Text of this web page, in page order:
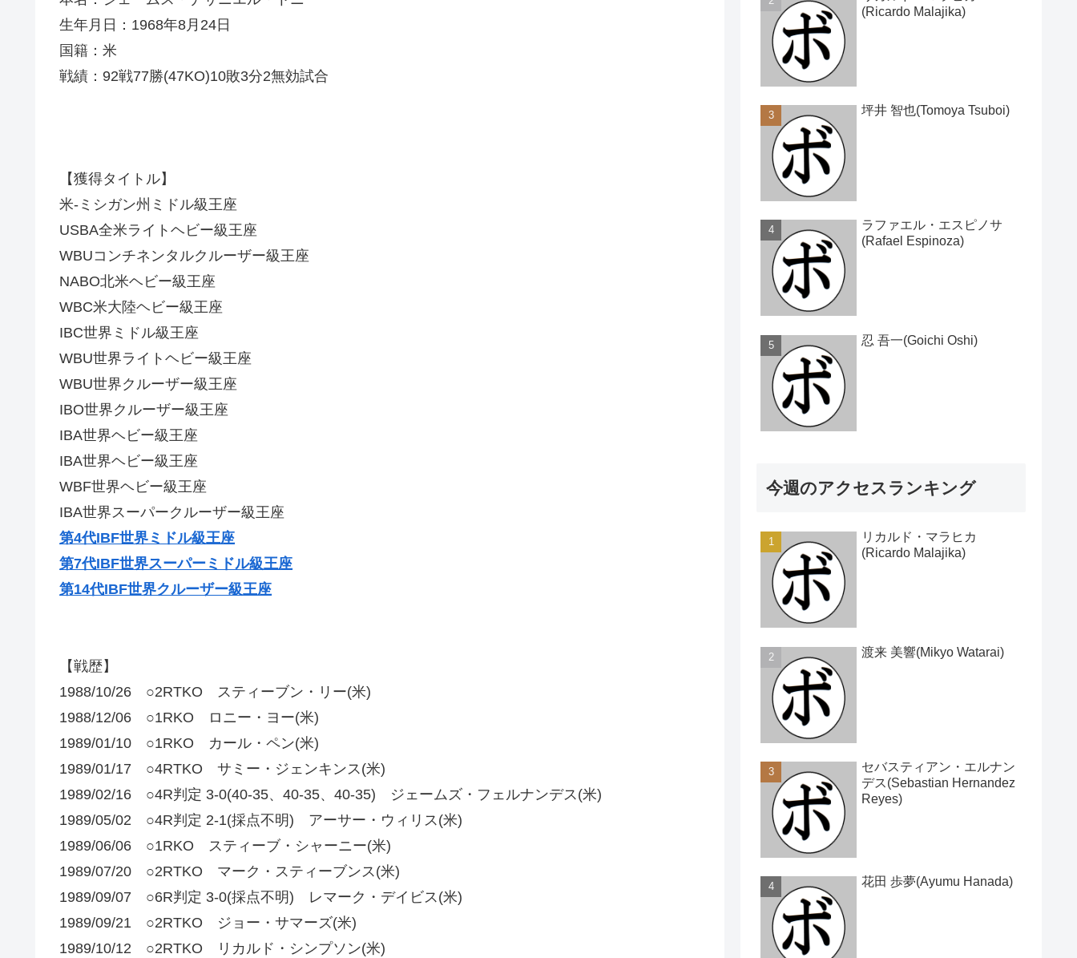
生年月日：1968年8月24日
国籍：米
戦績：92戦77勝(47KO)10敗3分2無効試合
【獲得タイトル】
米-ミシガン州ミドル級王座
USBA全米ライトヘビー級王座
WBUコンチネンタルクルーザー級王座
NABO北米ヘビー級王座
WBC米大陸ヘビー級王座
IBC世界ミドル級王座
WBU世界ライトヘビー級王座
WBU世界クルーザー級王座
IBO世界クルーザー級王座
IBA世界ヘビー級王座
IBA世界ヘビー級王座
WBF世界ヘビー級王座
IBA世界スーパークルーザー級王座
第4代IBF世界ミドル級王座
第7代IBF世界スーパーミドル級王座
第14代IBF世界クルーザー級王座
【戦歴】
1988/10/26 ○2RTKO スティーブン・リー(米)
1988/12/06 ○1RKO ロニー・ヨー(米)
1989/01/10 ○1RKO カール・ペン(米)
1989/01/17 ○4RTKO サミー・ジェンキンス(米)
1989/02/16 ○4R判定 3-0(40-35、40-35、40-35) ジェームズ・フェルナンデス(米)
1989/05/02 ○4R判定 2-1(採点不明) アーサー・ウィリス(米)
1989/06/06 ○1RKO スティーブ・シャーニー(米)
1989/07/20 ○2RTKO マーク・スティーブンス(米)
1989/09/07 ○6R判定 3-0(採点不明) レマーク・デイビス(米)
1989/09/21 ○2RTKO ジョー・サマーズ(米)
1989/10/12 ○2RTKO リカルド・シンプソン(米)
(Ricardo Malajika)
坪井 智也(Tomoya Tsuboi)
ラファエル・エスピノサ
(Rafael Espinoza)
忍 吾一(Goichi Oshi)
今週のアクセスランキング
リカルド・マラヒカ
(Ricardo Malajika)
渡来 美響(Mikyo Watarai)
セバスティアン・エルナン
デス(Sebastian Hernandez
Reyes)
花田 歩夢(Ayumu Hanada)